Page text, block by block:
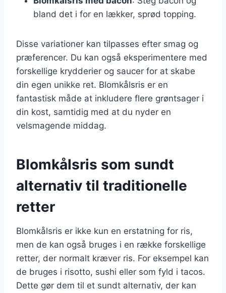
bland det i for en lækker, sprød topping.
Disse variationer kan tilpasses efter smag og
præferencer. Du kan også eksperimentere med
forskellige krydderier og saucer for at skabe
din egen unikke ret. Blomkålsris er en
fantastisk måde at inkludere flere grøntsager i
din kost, samtidig med at du nyder en
velsmagende middag.
Blomkålsris som sundt
alternativ til traditionelle
retter
Blomkålsris er ikke kun en erstatning for ris,
men de kan også bruges i en række forskellige
retter, der normalt kræver ris. For eksempel kan
de bruges i risotto, sushi eller som fyld i tacos.
Dette gør dem til et sundt alternativ, der kan